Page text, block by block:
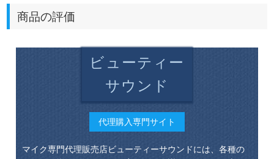
商品の評価
ビューティー
サウンド
代理購入専門サイト
マイク専門代理販売店ビューティーサウンドには、各種の